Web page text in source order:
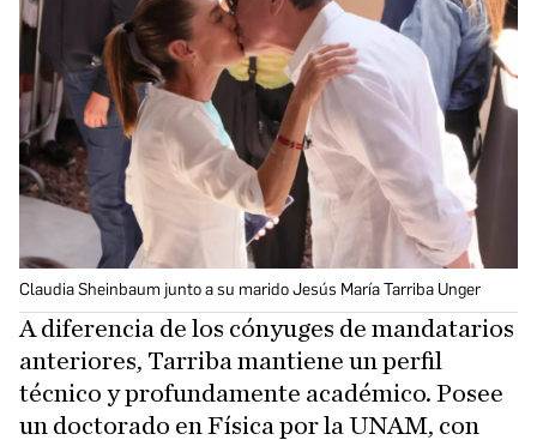
Claudia Sheinbaum junto a su marido Jesús María Tarriba Unger
A diferencia de los cónyuges de mandatarios
anteriores, Tarriba mantiene un perfil
técnico y profundamente académico. Posee
un doctorado en Física por la UNAM, con